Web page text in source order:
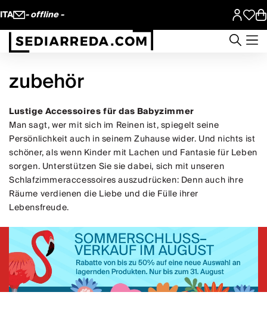
ITA - offline -
zubehör
Lustige Accessoires für das Babyzimmer
Man sagt, wer mit sich im Reinen ist, spiegelt seine
Persönlichkeit auch in seinem Zuhause wider. Und nichts ist
schöner, als wenn Kinder mit Lachen und Fantasie für Leben
sorgen. Unterstützen Sie sie dabei, sich mit unseren
Schlafzimmeraccessoires auszudrücken: Denn auch ihre
Räume verdienen die Liebe und die Fülle ihrer
Lebensfreude.